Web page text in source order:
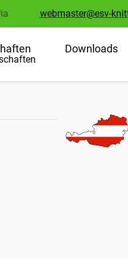
webmaster@esv-
Downloads